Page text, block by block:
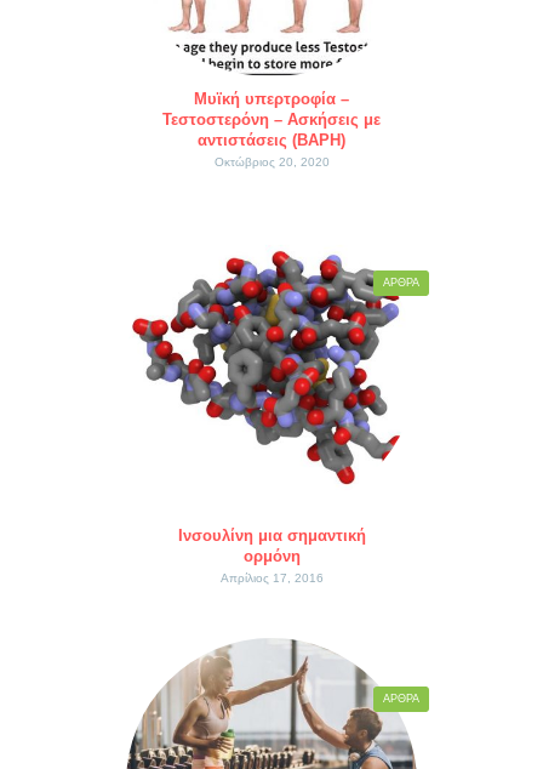
Μυϊκή υπερτροφία –
Τεστοστερόνη – Ασκήσεις με
αντιστάσεις (ΒΑΡΗ)
Οκτώβριος 20, 2020
Ινσουλίνη μια σημαντική
ορμόνη
Απρίλιος 17, 2016
ΆΡΘΡΑ
ΆΡΘΡΑ